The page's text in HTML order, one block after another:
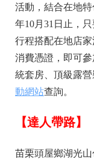
活動，結合在地
年10月31日止，
行程搭配在地店
消費憑證，即可
統套房、頂級露營
動網站查詢。
【達人帶路】
苗栗頭屋鄉湖光